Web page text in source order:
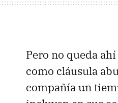
Pero no queda
como cláusula
compañía un